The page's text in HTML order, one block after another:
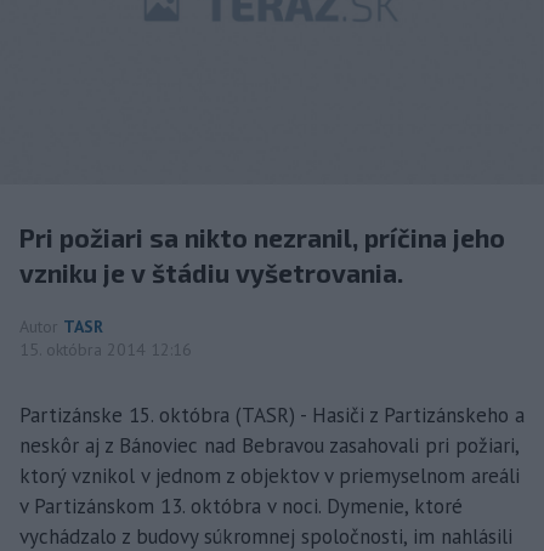
Pri požiari sa nikto nezranil, príčina jeho
vzniku je v štádiu vyšetrovania.
Autor TASR
15. októbra 2014 12:16
Partizánske 15. októbra (TASR) - Hasiči z Partizánskeho a
neskôr aj z Bánoviec nad Bebravou zasahovali pri požiari,
ktorý vznikol v jednom z objektov v priemyselnom areáli
v Partizánskom 13. októbra v noci. Dymenie, ktoré
vychádzalo z budovy súkromnej spoločnosti, im nahlásili